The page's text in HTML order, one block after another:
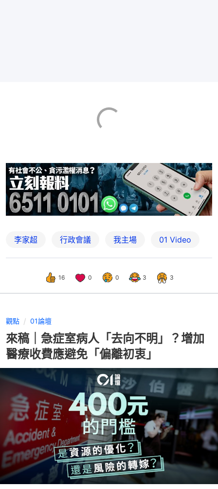
李家超 行政會議 我主場 01 Video
16 0 0 3 3
觀點 01論壇
來稿｜急症室病人「去向不明」？增加
醫療收費應避免「偏離初衷」